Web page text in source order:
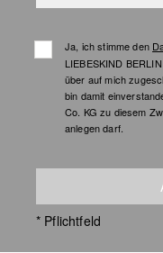
Ja, ich stimme den
LIEBESKIND
über auf mich
bin damit
Co. KG zu diesem
anlegen darf.
* Pflichtfeld